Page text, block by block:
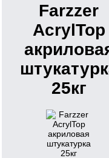
Farzzer
AcrylTop
25кг